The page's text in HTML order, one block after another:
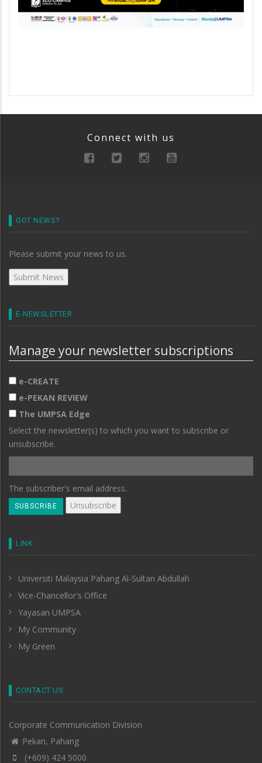
Connect with us
GOT NEWS?
Please submit your news to us.
E-NEWSLETTER
Manage your newsletter subscriptions
e-CREATE
e-PEKAN REVIEW
The UMPSA Edge
Select the newsletter(s) to which you want to subscribe or
unsubscribe.
The subscriber's email address.
LINK
Universiti Malaysia Pahang Al-Sultan Abdullah
Vice-Chancellor's Office
Yayasan UMPSA
My Community
My Green
CONTACT US
Corporate Communication Division
Pekan, Pahang
(+609) 424 5000